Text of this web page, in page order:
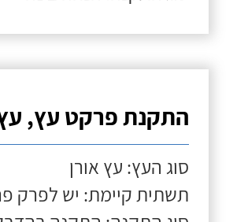
התקנת פרקט עץ,
סוג העץ: עץ אורן
תשתית קיימת: יש לפרק